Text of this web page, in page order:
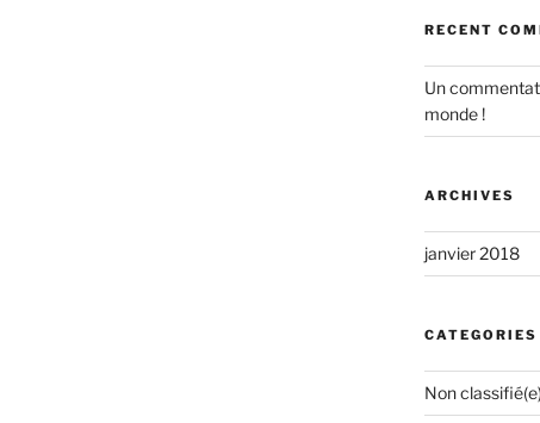
RECENT
Un
monde !
ARCHIVES
janvier 2018
CATEGORIES
Non